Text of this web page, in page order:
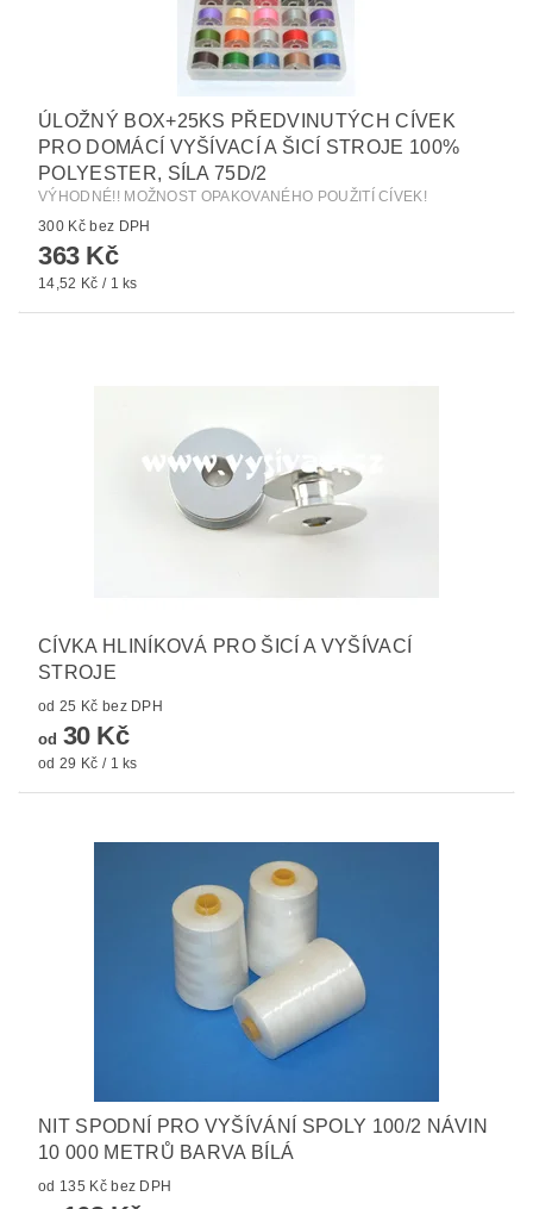
ÚLOŽNÝ BOX+25KS PŘEDVINUTÝCH CÍVEK
PRO DOMÁCÍ VYŠÍVACÍ A ŠICÍ STROJE 100%
POLYESTER, SÍLA 75D/2
VÝHODNÉ!! MOŽNOST OPAKOVANÉHO POUŽITÍ CÍVEK!
300 Kč bez DPH
363 Kč
14,52 Kč / 1 ks
CÍVKA HLINÍKOVÁ PRO ŠICÍ A VYŠÍVACÍ
STROJE
od 25 Kč bez DPH
od 30 Kč
od 29 Kč / 1 ks
NIT SPODNÍ PRO VYŠÍVÁNÍ SPOLY 100/2 NÁVIN
10 000 METRŮ BARVA BÍLÁ
od 135 Kč bez DPH